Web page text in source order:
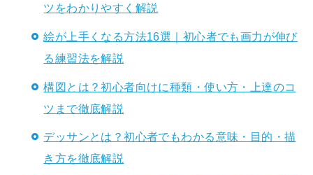
ツをわかりやすく解説
絵が上手くなる方法16選｜初心者でも画力が伸び
る練習法を解説
構図とは？初心者向けに種類・使い方・上達のコ
ツまで徹底解説
デッサンとは？初心者でもわかる意味・目的・描
き方を徹底解説